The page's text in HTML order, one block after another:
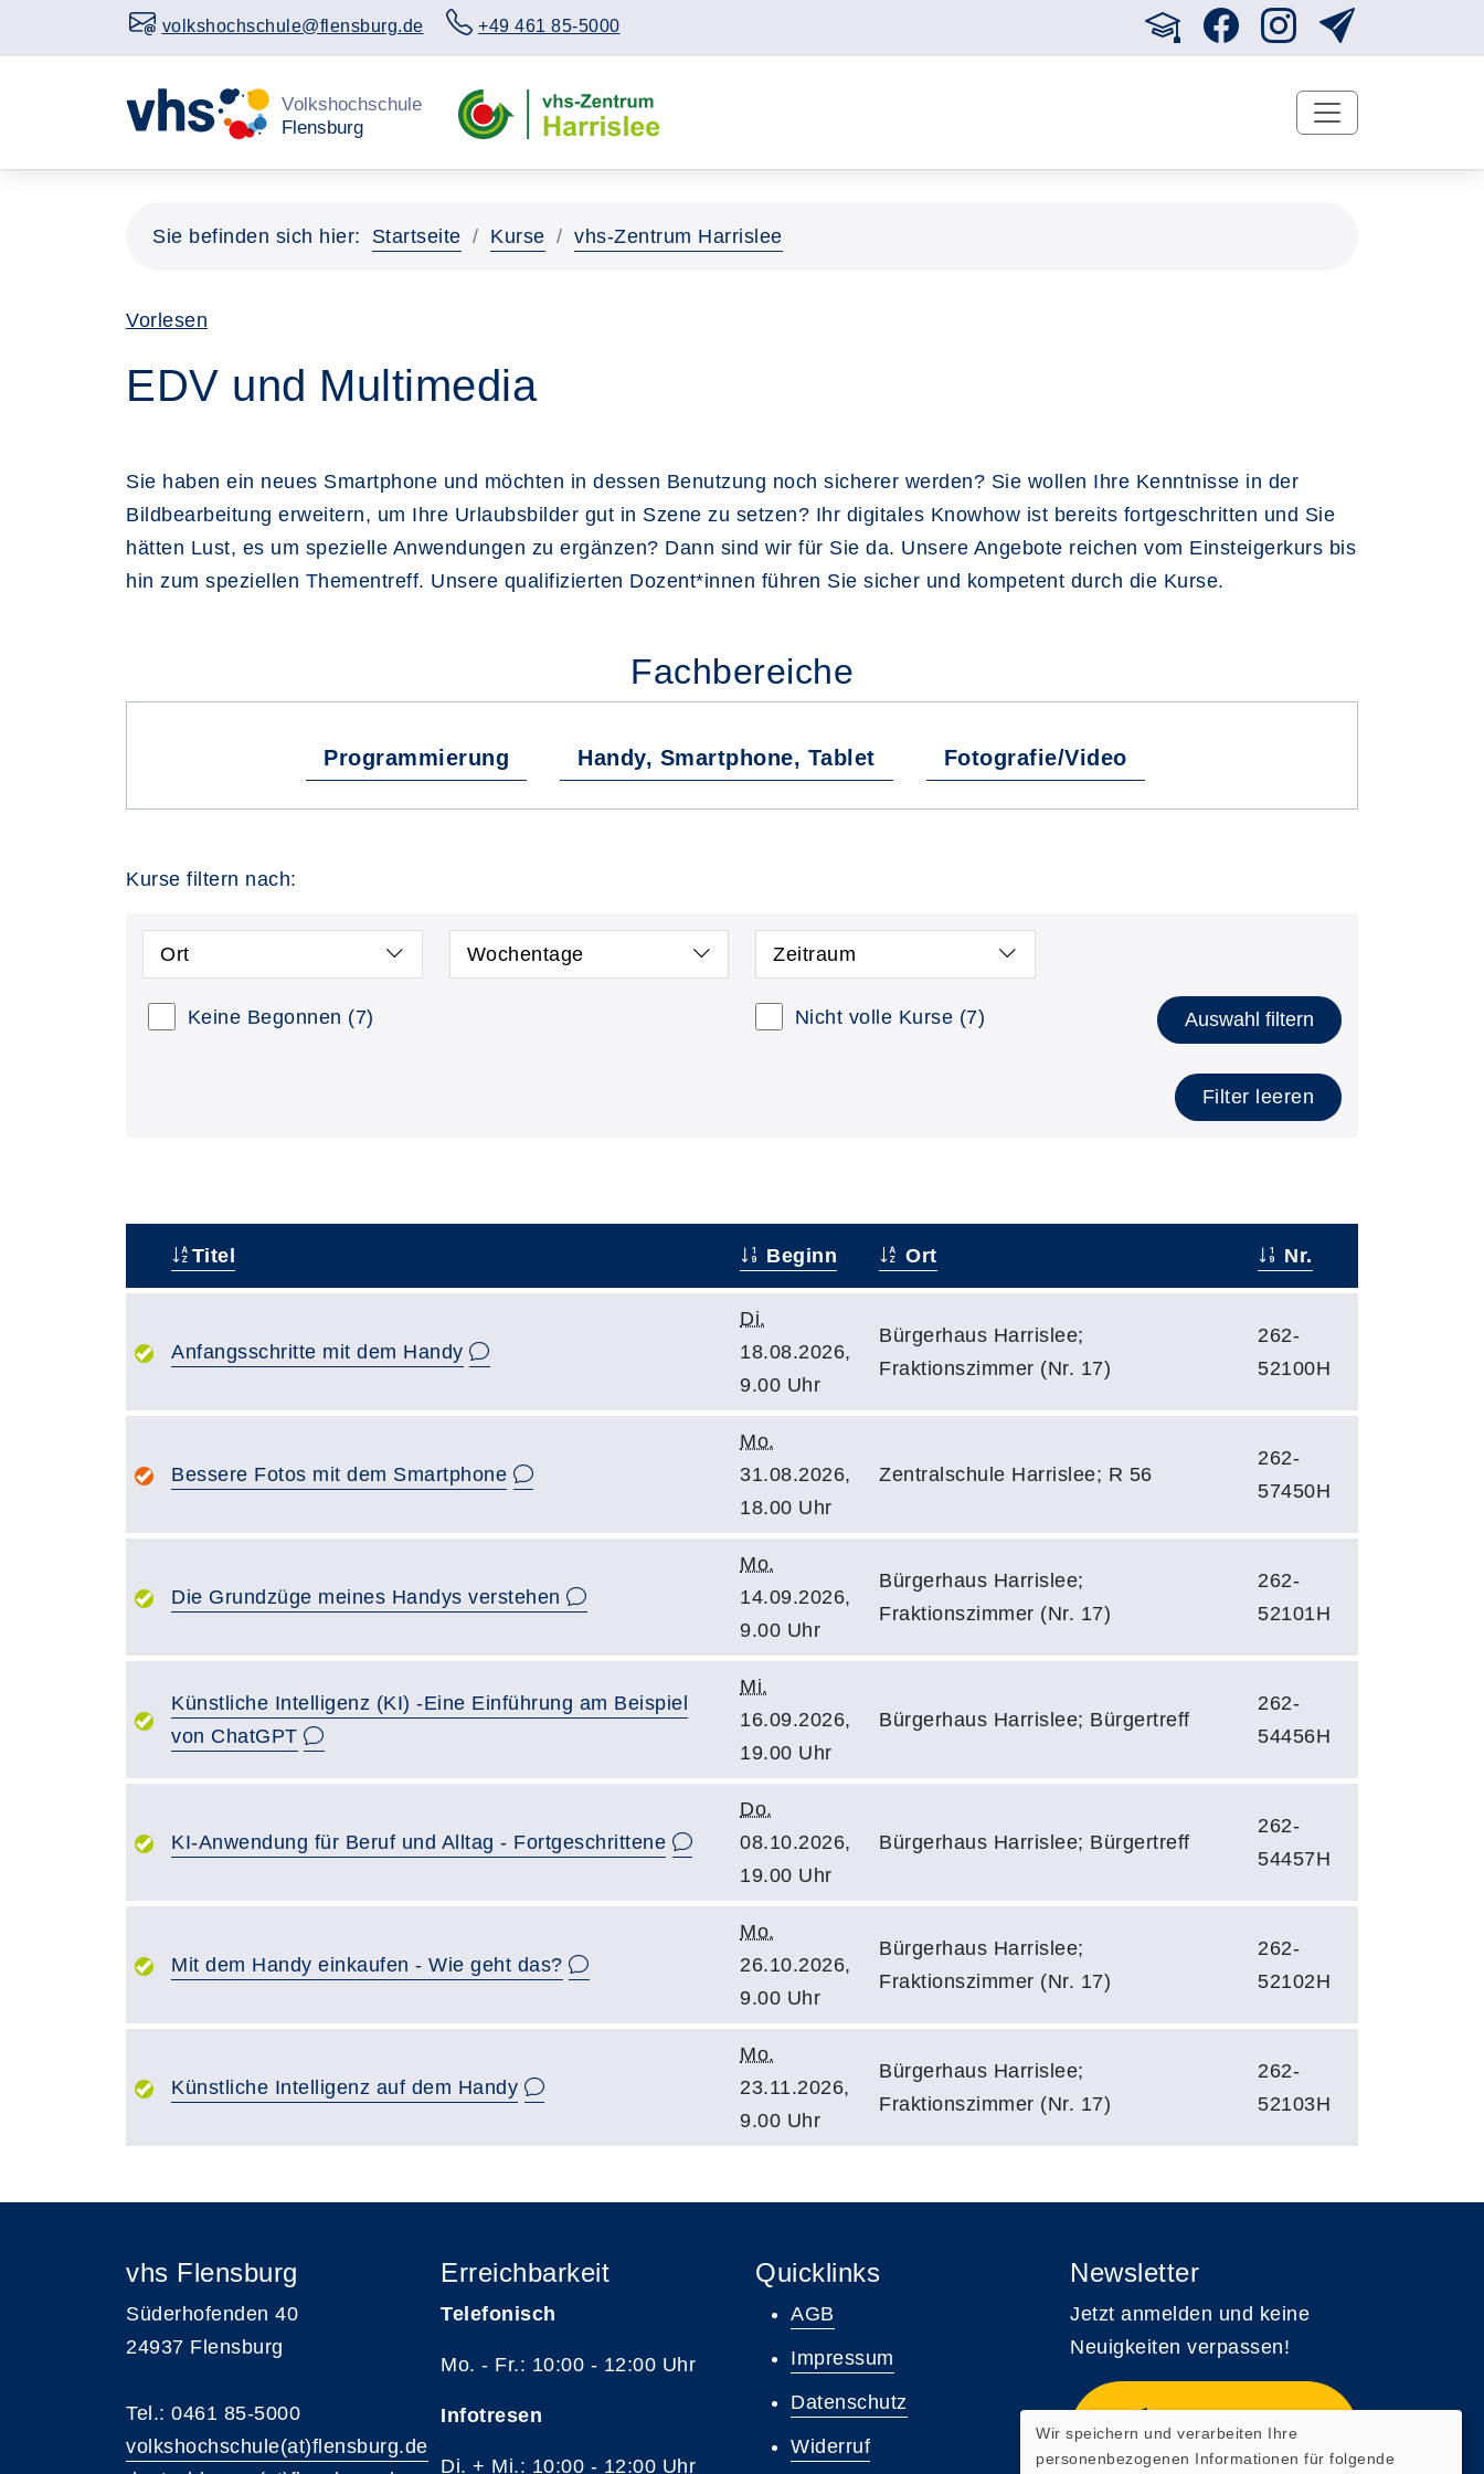
volkshochschule@flensburg.de +49 461 85-5000
Sie befinden sich hier: Startseite Kurse vhs-Zentrum Harrislee
Vorlesen
EDV und Multimedia
Sie haben ein neues Smartphone und möchten in dessen Benutzung noch sicherer werden? Sie wollen Ihre Kenntnisse in der
Bildbearbeitung erweitern, um Ihre Urlaubsbilder gut in Szene zu setzen? Ihr digitales Knowhow ist bereits fortgeschritten und Sie
hätten Lust, es um spezielle Anwendungen zu ergänzen? Dann sind wir für Sie da. Unsere Angebote reichen vom Einsteigerkurs bis
hin zum speziellen Thementreff. Unsere qualifizierten Dozent*innen führen Sie sicher und kompetent durch die Kurse.
Fachbereiche
Programmierung Handy, Smartphone, Tablet Fotografie/Video
Kurse filtern nach:
Ort Wochentage Zeitraum
Keine Begonnen (7) Nicht volle Kurse (7) Auswahl filtern
Filter leeren
Titel Beginn Ort Nr.
Anfangsschritte mit dem Handy
Di.
18.08.2026,
9.00 Uhr
Bürgerhaus Harrislee;
Fraktionszimmer (Nr. 17)
262-
52100H
Bessere Fotos mit dem Smartphone
Mo.
31.08.2026,
18.00 Uhr
Zentralschule Harrislee; R 56
262-
57450H
Die Grundzüge meines Handys verstehen
Mo.
14.09.2026,
9.00 Uhr
Bürgerhaus Harrislee;
Fraktionszimmer (Nr. 17)
262-
52101H
Künstliche Intelligenz (KI) -Eine Einführung am Beispiel
von ChatGPT
Mi.
16.09.2026,
19.00 Uhr
Bürgerhaus Harrislee; Bürgertreff
262-
54456H
KI-Anwendung für Beruf und Alltag - Fortgeschrittene
Do.
08.10.2026,
19.00 Uhr
Bürgerhaus Harrislee; Bürgertreff
262-
54457H
Mit dem Handy einkaufen - Wie geht das?
Mo.
26.10.2026,
9.00 Uhr
Bürgerhaus Harrislee;
Fraktionszimmer (Nr. 17)
262-
52102H
Künstliche Intelligenz auf dem Handy
Mo.
23.11.2026,
9.00 Uhr
Bürgerhaus Harrislee;
Fraktionszimmer (Nr. 17)
262-
52103H
vhs Flensburg
Süderhofenden 40
24937 Flensburg
Tel.: 0461 85-5000
volkshochschule(at)flensburg.de
Erreichbarkeit
Telefonisch
Mo. - Fr.: 10:00 - 12:00 Uhr
Infotresen
Di. + Mi.: 10:00 - 12:00 Uhr
Quicklinks
AGB
Impressum
Datenschutz
Widerruf
Newsletter
Jetzt anmelden und keine
Neuigkeiten verpassen!
anmelden
Wir speichern und verarbeiten Ihre
personenbezogenen Informationen für folgende